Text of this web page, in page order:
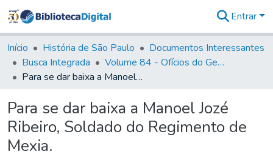
&
Coleções
Tudo na
Biblioteca
Estatísticas
Entrar
Início História de São Paulo
Documentos Interessantes
Busca Integrada
Volume 84 - Ofícios do General Martins Lopes de Saldanha (Governador da Capitania): 1782- 1786
Para se dar baixa a Manoel Jozé Ribeiro, Soldado do Regimento de Mexia.
Para se dar baixa a Manoel Jozé
Ribeiro, Soldado do Regimento de
Mexia.